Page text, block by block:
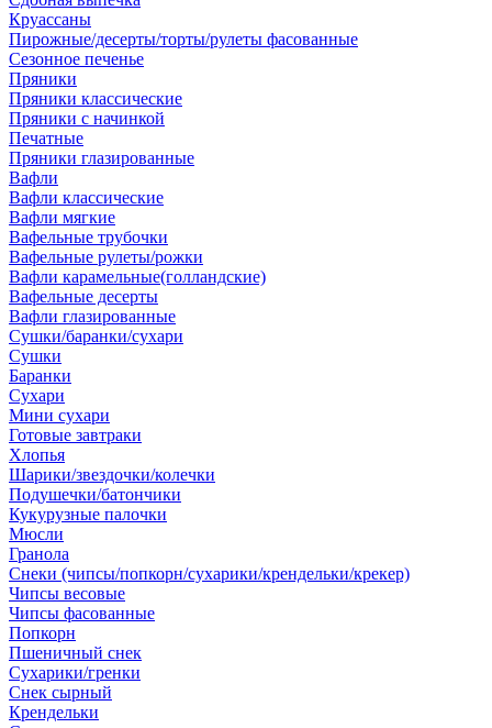
Круассаны
Пирожные/десерты/торты/рулеты фасованные
Сезонное печенье
Пряники
Пряники классические
Пряники с начинкой
Печатные
Пряники глазированные
Вафли
Вафли классические
Вафли мягкие
Вафельные трубочки
Вафельные рулеты/рожки
Вафли карамельные(голландские)
Вафельные десерты
Вафли глазированные
Сушки/баранки/сухари
Сушки
Баранки
Сухари
Мини сухари
Готовые завтраки
Хлопья
Шарики/звездочки/колечки
Подушечки/батончики
Кукурузные палочки
Мюсли
Гранола
Снеки (чипсы/попкорн/сухарики/крендельки/крекер)
Чипсы весовые
Чипсы фасованные
Попкорн
Пшеничный снек
Сухарики/гренки
Снек сырный
Крендельки